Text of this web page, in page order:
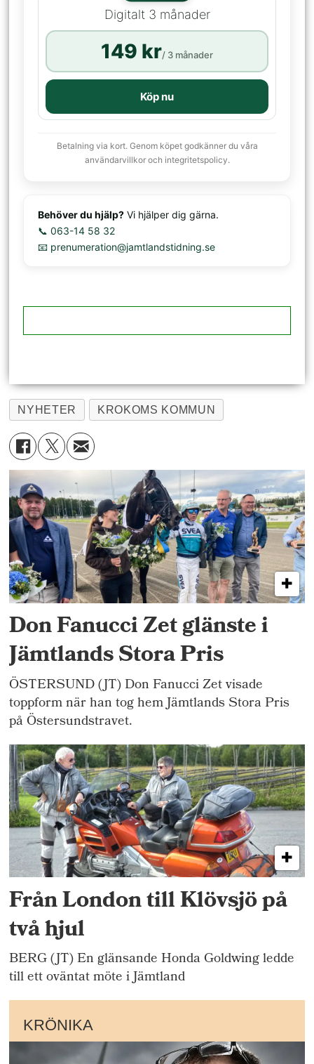
Digitalt 3 månader
149 kr/ 3 månader
Köp nu
Betalning via kort. Genom köpet godkänner du våra
användarvillkor och integritetspolicy.
Behöver du hjälp? Vi hjälper dig gärna.
📞 063-14 58 32
📧 prenumeration@jamtlandstidning.se
NYHETER KROKOMS KOMMUN
Don Fanucci Zet glänste i
Jämtlands Stora Pris
ÖSTERSUND (JT) Don Fanucci Zet visade
toppform när han tog hem Jämtlands Stora Pris
på Östersundstravet.
Från London till Klövsjö på
två hjul
BERG (JT) En glänsande Honda Goldwing ledde
till ett oväntat möte i Jämtland
KRÖNIKA